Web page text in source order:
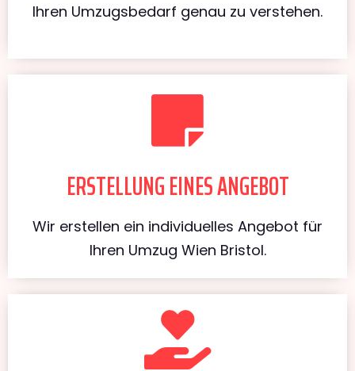
Ihren Umzugsbedarf genau zu verstehen.
ERSTELLUNG EINES ANGEBOT
Wir erstellen ein individuelles Angebot für
Ihren Umzug Wien Bristol.